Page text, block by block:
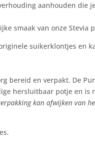
aanhouden die
smaak van onze Stevia
suikerklontjes en
bereid en verpakt. De
hersluitbaar potje en is
kan afwijken van